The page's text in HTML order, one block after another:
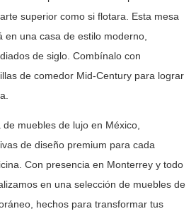
superior como si flotara. Esta mesa
una casa de estilo moderno,
de siglo. Combínalo con
de comedor Mid-Century para lograr
muebles de lujo en México,
de diseño premium para cada
Con presencia en Monterrey y todo
en una selección de muebles de
hechos para transformar tus